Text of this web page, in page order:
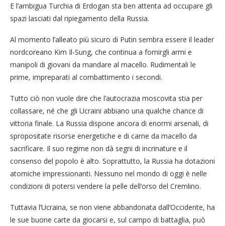
E l’ambigua Turchia di Erdogan sta ben attenta ad occupare gli
spazi lasciati dal ripiegamento della Russia.
Al momento l’alleato più sicuro di Putin sembra essere il leader
nordcoreano Kim Il-Sung, che continua a fornirgli armi e
manipoli di giovani da mandare al macello. Rudimentali le
prime, impreparati al combattimento i secondi.
Tutto ciò non vuole dire che l’autocrazia moscovita stia per
collassare, né che gli Ucraini abbiano una qualche chance di
vittoria finale. La Russia dispone ancora di enormi arsenali, di
spropositate risorse energetiche e di carne da macello da
sacrificare. Il suo regime non dà segni di incrinature e il
consenso del popolo è alto. Soprattutto, la Russia ha dotazioni
atomiche impressionanti. Nessuno nel mondo di oggi è nelle
condizioni di potersi vendere la pelle dell’orso del Cremlino.
Tuttavia l’Ucraina, se non viene abbandonata dall’Occidente, ha
le sue buone carte da giocarsi e, sul campo di battaglia, può